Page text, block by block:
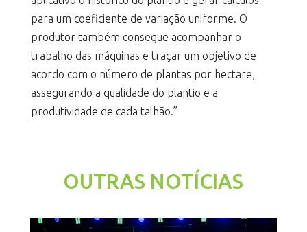
para um coeficiente de variação uniforme. O
produtor também consegue acompanhar o
trabalho das máquinas e traçar um objetivo de
acordo com o número de plantas por hectare,
assegurando a qualidade do plantio e a
produtividade de cada talhão.”
OUTRAS NOTÍCIAS